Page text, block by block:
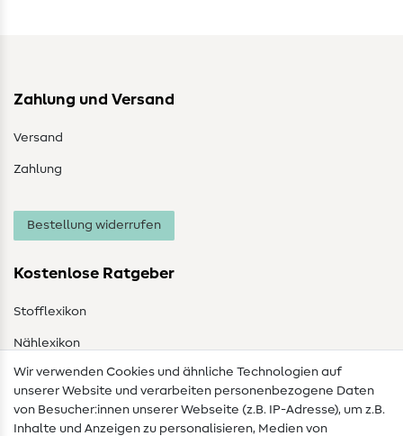
Zahlung und Versand
Versand
Zahlung
Bestellung widerrufen
Kostenlose Ratgeber
Stofflexikon
Nählexikon
Nähanleitungen
Hilfe & Kontakt
Wir verwenden Cookies und ähnliche Technologien auf
unserer Website und verarbeiten personenbezogene Daten
von Besucher:innen unserer Webseite (z.B. IP-Adresse), um z.B.
Inhalte und Anzeigen zu personalisieren, Medien von